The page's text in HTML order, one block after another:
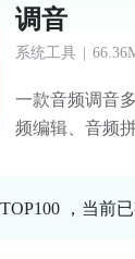
调音
系统工具
一款音频调音
频编辑、音频
点一下就能捕
，当前